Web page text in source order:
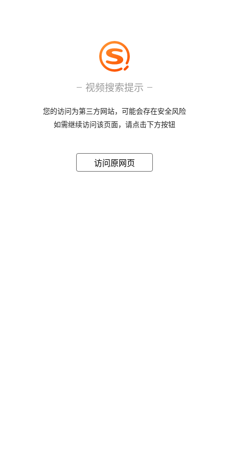
视频搜索提示
您的访问为第三方网站，可能会存在安全风险
如需继续访问该页面，请点击下方按钮
访问原网页